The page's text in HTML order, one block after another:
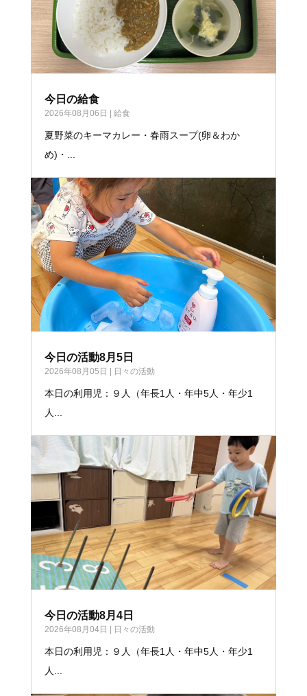
今日の給食
2026年08月06日 | 給食
夏野菜のキーマカレー・春雨スープ(卵＆わか
め)・...
今日の活動8月5日
2026年08月05日 | 日々の活動
本日の利用児：９人（年長1人・年中5人・年少1
人...
今日の活動8月4日
2026年08月04日 | 日々の活動
本日の利用児：９人（年長1人・年中5人・年少1
人...